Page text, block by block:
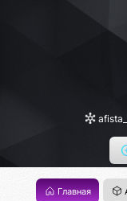
Главная